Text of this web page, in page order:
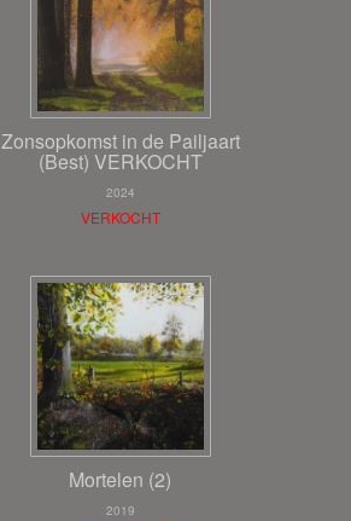
Zonsopkomst in de Pailjaart
(Best) VERKOCHT
2024
VERKOCHT
Mortelen (2)
2019